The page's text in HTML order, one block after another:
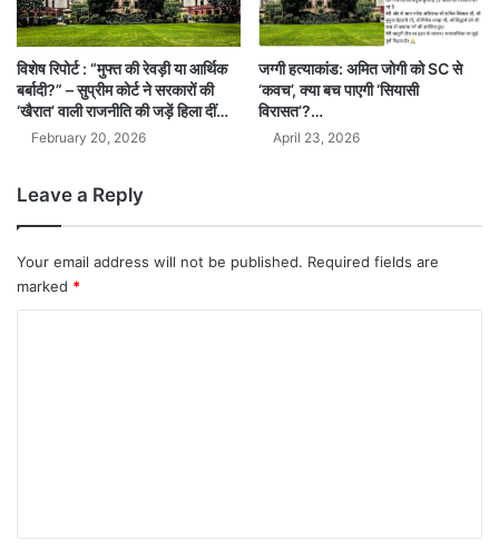
विशेष रिपोर्ट : “मुफ्त की रेवड़ी या आर्थिक
बर्बादी?” – सुप्रीम कोर्ट ने सरकारों की
‘खैरात’ वाली राजनीति की जड़ें हिला दीं…
February 20, 2026
जग्गी हत्याकांड: अमित जोगी को SC से
‘कवच’, क्या बच पाएगी ‘सियासी
विरासत’?…
April 23, 2026
Leave a Reply
Your email address will not be published. Required fields are
marked *